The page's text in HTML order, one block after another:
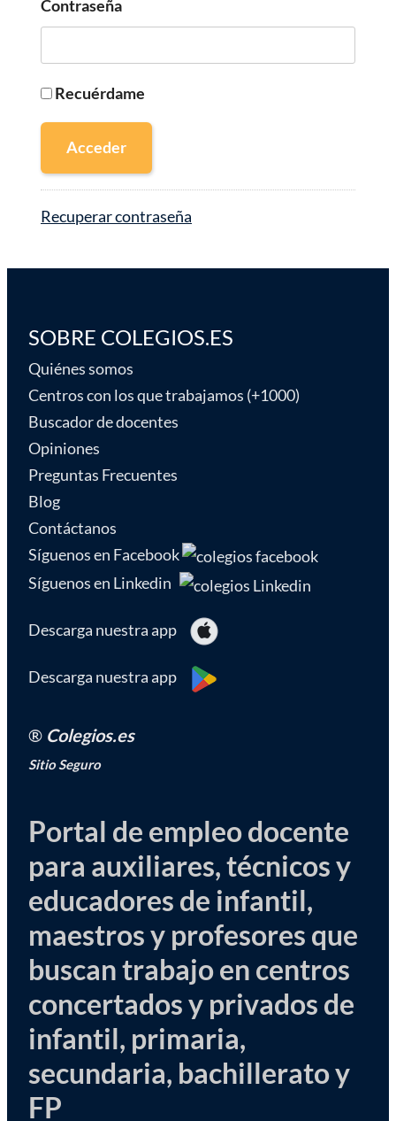
Contraseña
Recuérdame
Acceder
Recuperar contraseña
SOBRE COLEGIOS.ES
Quiénes somos
Centros con los que trabajamos (+1000)
Buscador de docentes
Opiniones
Preguntas Frecuentes
Blog
Contáctanos
Síguenos en Facebook
Síguenos en Linkedin
Descarga nuestra app
Descarga nuestra app
® Colegios.es
Sitio Seguro
Portal de empleo docente
para auxiliares, técnicos y
educadores de infantil,
maestros y profesores que
buscan trabajo en centros
concertados y privados de
infantil, primaria,
secundaria, bachillerato y
FP